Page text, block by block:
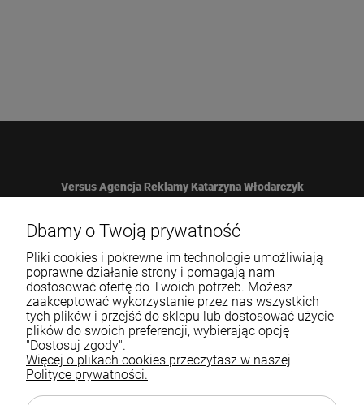
Versus Agencja Reklamy Katarzyna Włodarczyk
Żbicka 161
32-065 Krzeszowice
12 307 25 82
Pomoc
Dbamy o Twoją prywatność
Pliki cookies i pokrewne im technologie umożliwiają
poprawne działanie strony i pomagają nam
dostosować ofertę do Twoich potrzeb. Możesz
zaakceptować wykorzystanie przez nas wszystkich
tych plików i przejść do sklepu lub dostosować użycie
plików do swoich preferencji, wybierając opcję
"Dostosuj zgody".
Więcej o plikach cookies przeczytasz w naszej
Polityce prywatności.